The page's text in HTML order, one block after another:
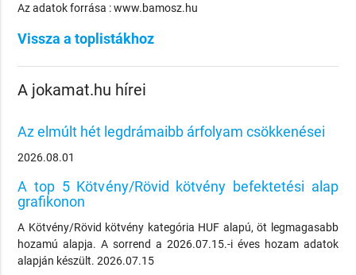
Az adatok forrása : www.bamosz.hu
Vissza a toplistákhoz
A jokamat.hu hírei
Az elmúlt hét legdrámaibb árfolyam csökkenései
2026.08.01
A top 5 Kötvény/Rövid kötvény befektetési alap
grafikonon
A Kötvény/Rövid kötvény kategória HUF alapú, öt legmagasabb
hozamú alapja. A sorrend a 2026.07.15.-i éves hozam adatok
alapján készült. 2026.07.15